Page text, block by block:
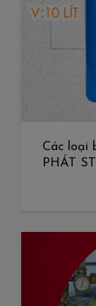
Các loại
PHÁT